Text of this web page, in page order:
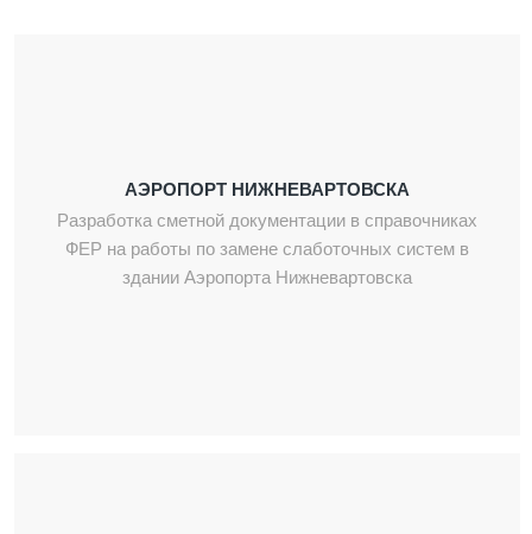
АЭРОПОРТ НИЖНЕВАРТОВСКА
Разработка сметной документации в справочниках
ФЕР на работы по замене слаботочных систем в
здании Аэропорта Нижневартовска